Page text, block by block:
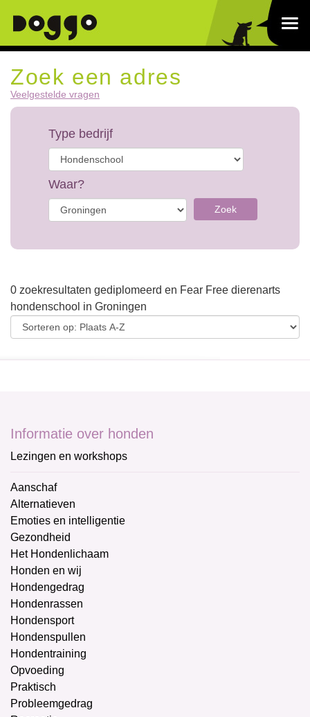
Zoek een adres
Veelgestelde vragen
Type bedrijf
Waar?
Zoek
0 zoekresultaten gediplomeerd en Fear Free dierenarts
hondenschool in Groningen
Informatie over honden
Lezingen en workshops
Aanschaf
Alternatieven
Emoties en intelligentie
Gezondheid
Het Hondenlichaam
Honden en wij
Hondengedrag
Hondenrassen
Hondensport
Hondenspullen
Hondentraining
Opvoeding
Praktisch
Probleemgedrag